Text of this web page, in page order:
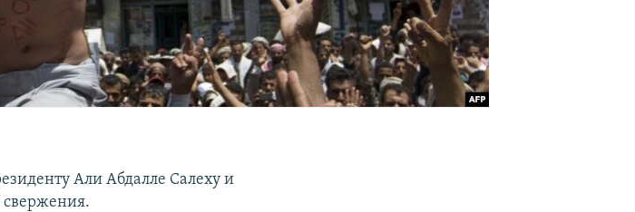
Али Абдалле Салеху и
свержения.